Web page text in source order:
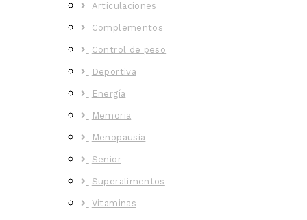
Articulaciones
Complementos
Control de peso
Deportiva
Energía
Memoria
Menopausia
Senior
Superalimentos
Vitaminas